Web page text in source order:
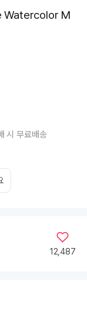
Watercolor M
시 무료배송
12,487